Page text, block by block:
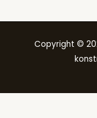
Copyright ©